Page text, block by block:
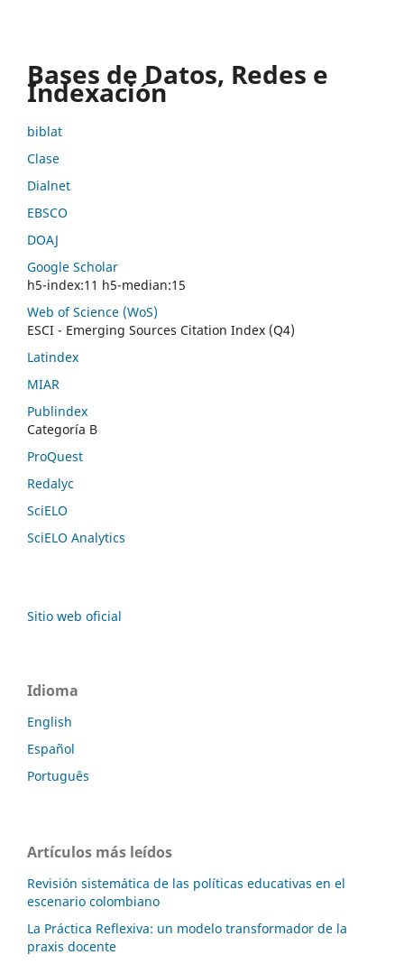
Bases de Datos, Redes e
Indexación
biblat
Clase
Dialnet
EBSCO
DOAJ
Google Scholar
h5-index:11 h5-median:15
Web of Science (WoS)
ESCI - Emerging Sources Citation Index (Q4)
Latindex
MIAR
Publindex
Categoría B
ProQuest
Redalyc
SciELO
SciELO Analytics
Sitio web oficial
Idioma
English
Español
Português
Artículos más leídos
Revisión sistemática de las políticas educativas en el
escenario colombiano
La Práctica Reflexiva: un modelo transformador de la
praxis docente